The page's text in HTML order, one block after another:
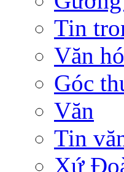
Tin
Văn
Góc
Văn
Tin
Xứ